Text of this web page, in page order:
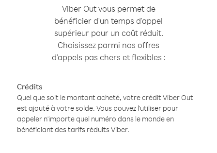
Viber Out vous permet de
bénéficier d'un temps d'appel
supérieur pour un coût réduit.
Choisissez parmi nos offres
d'appels pas chers et flexibles :
Crédits
Quel que soit le montant acheté, votre crédit Viber Out
est ajouté à votre solde. Vous pouvez l'utiliser pour
appeler n'importe quel numéro dans le monde en
bénéficiant des tarifs réduits Viber.